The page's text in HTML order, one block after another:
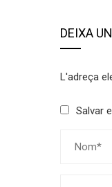
DEIXA
L'adreça
Salvar